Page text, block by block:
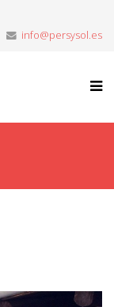
info@persysol.es